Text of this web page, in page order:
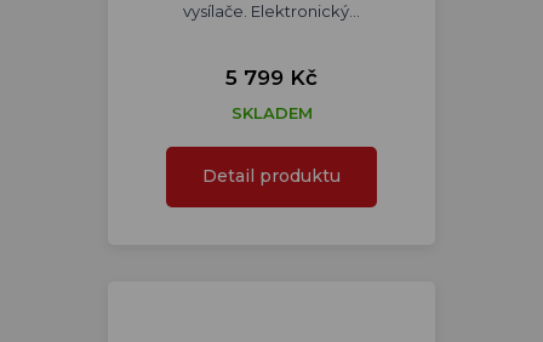
vysílače. Elektronický…
5 799 Kč
SKLADEM
Detail produktu